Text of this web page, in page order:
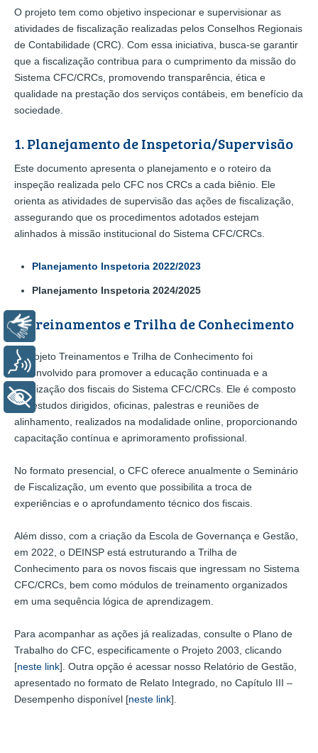
O projeto tem como objetivo inspecionar e supervisionar as
atividades de fiscalização realizadas pelos Conselhos Regionais
de Contabilidade (CRC). Com essa iniciativa, busca-se garantir
que a fiscalização contribua para o cumprimento da missão do
Sistema CFC/CRCs, promovendo transparência, ética e
qualidade na prestação dos serviços contábeis, em benefício da
sociedade.
1. Planejamento de Inspetoria/Supervisão
Este documento apresenta o planejamento e o roteiro da
inspeção realizada pelo CFC nos CRCs a cada biênio. Ele
orienta as atividades de supervisão das ações de fiscalização,
assegurando que os procedimentos adotados estejam
alinhados à missão institucional do Sistema CFC/CRCs.
Planejamento Inspetoria 2022/2023
Planejamento Inspetoria 2024/2025
2. Treinamentos e Trilha de Conhecimento
O projeto Treinamentos e Trilha de Conhecimento foi
desenvolvido para promover a educação continuada e a
atualização dos fiscais do Sistema CFC/CRCs. Ele é composto
por estudos dirigidos, oficinas, palestras e reuniões de
alinhamento, realizados na modalidade online, proporcionando
capacitação contínua e aprimoramento profissional.
No formato presencial, o CFC oferece anualmente o Seminário
de Fiscalização, um evento que possibilita a troca de
experiências e o aprofundamento técnico dos fiscais.
Além disso, com a criação da Escola de Governança e Gestão,
em 2022, o DEINSP está estruturando a Trilha de
Conhecimento para os novos fiscais que ingressam no Sistema
CFC/CRCs, bem como módulos de treinamento organizados
em uma sequência lógica de aprendizagem.
Para acompanhar as ações já realizadas, consulte o Plano de
Trabalho do CFC, especificamente o Projeto 2003, clicando
[neste link]. Outra opção é acessar nosso Relatório de Gestão,
apresentado no formato de Relato Integrado, no Capítulo III –
Desempenho disponível [neste link].
Libras
Voz
+ Acessibilidade